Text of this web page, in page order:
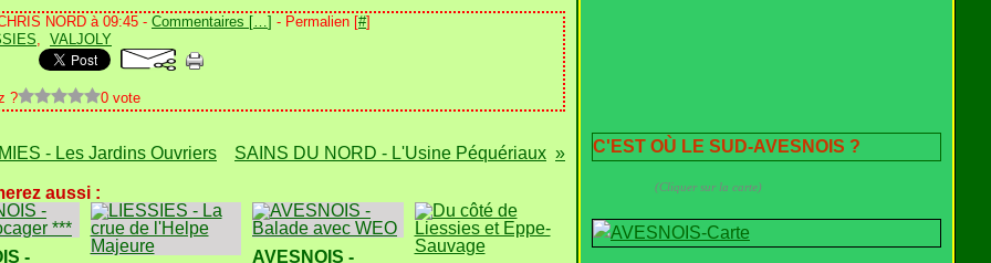
NORD à 09:45 - Commentaires […] - Permalien [#]
, VALJOLY
? 0 vote
- Les Jardins Ouvriers SAINS DU NORD - L'Usine Péquériaux
aussi :
-
AVESNOIS -
C'EST OÙ LE SUD-AVESNOIS ?
(Cliquer sur la carte)